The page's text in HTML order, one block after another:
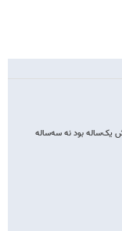
یک‌ساله بود نه سه‌ساله